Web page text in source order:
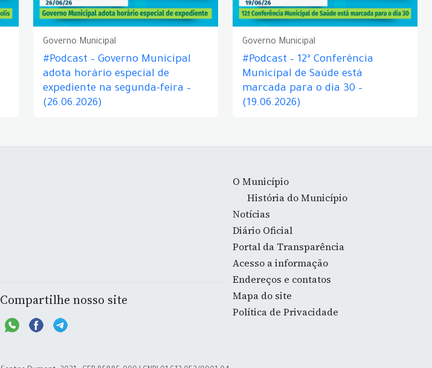
Governo Municipal
#Podcast – Governo Municipal
adota horário especial de
expediente na segunda-feira –
(26.06.2026)
Governo Municipal
#Podcast – 12ª Conferência
Municipal de Saúde está
marcada para o dia 30 –
(19.06.2026)
Compartilhe nosso site
O Município
História do Município
Notícias
Diário Oficial
Portal da Transparência
Acesso a informação
Endereços e contatos
Mapa do site
Política de Privacidade